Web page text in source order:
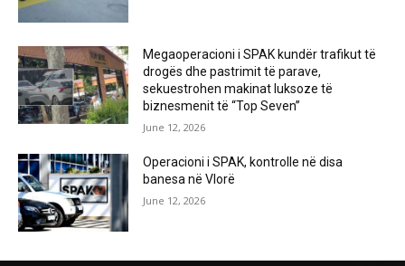
Megaoperacioni i SPAK kundër trafikut të
drogës dhe pastrimit të parave,
sekuestrohen makinat luksoze të
biznesmenit të “Top Seven”
June 12, 2026
Operacioni i SPAK, kontrolle në disa
banesa në Vlorë
June 12, 2026